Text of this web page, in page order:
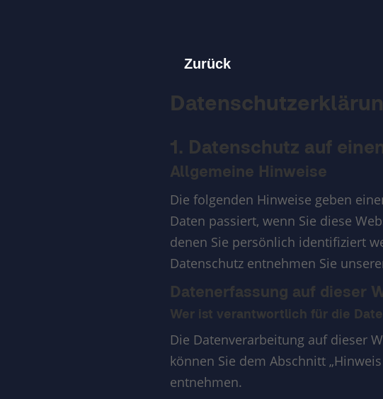
Zurück
1. Datenschutz auf
Allgemeine Hinweise
Die folgenden Hinweise geben
Daten passiert, wenn Sie diese
denen Sie persönlich identifiziert
Datenschutz entnehmen Sie
Datenerfassung auf dieser
Wer ist verantwortlich für die
Die Datenverarbeitung auf dieser
können Sie dem Abschnitt
entnehmen.